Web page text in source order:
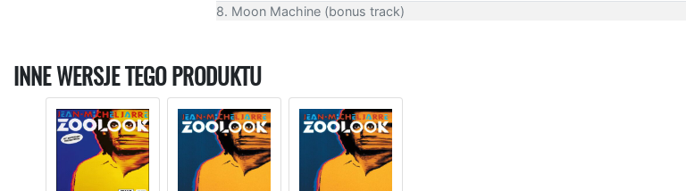
8. Moon Machine (bonus track)
INNE WERSJE TEGO PRODUKTU